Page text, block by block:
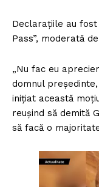
Declarațiile au fost
Pass”, moderată
„Nu fac eu
domnul
inițiat această
reușind să demită
să facă o